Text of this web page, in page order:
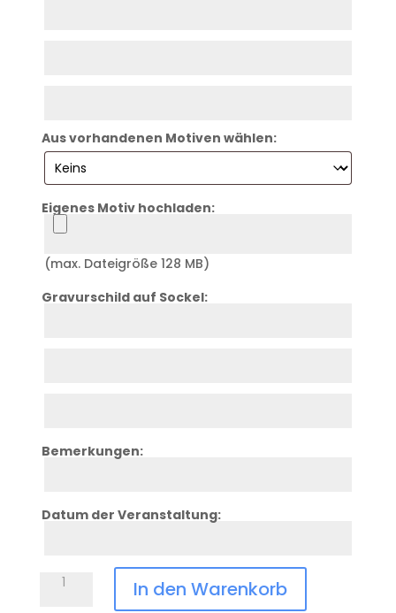
Aus vorhandenen Motiven wählen:
Eigenes Motiv hochladen:
Logo
(max. Dateigröße 128 MB)
Gravurschild auf Sockel:
Bemerkungen:
Datum der Veranstaltung:
Glasständer
In den Warenkorb